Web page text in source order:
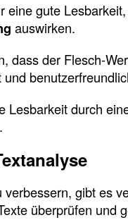
eine gute
auswirken.
dass der Flesch-
Lesbarkeit durch
verbessern, gibt es
überprüfen und